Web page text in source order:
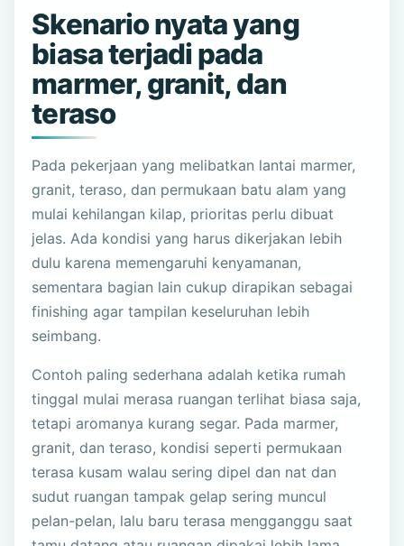
Skenario nyata yang
biasa terjadi pada
marmer, granit, dan
teraso
Pada pekerjaan yang melibatkan lantai marmer,
granit, teraso, dan permukaan batu alam yang
mulai kehilangan kilap, prioritas perlu dibuat
jelas. Ada kondisi yang harus dikerjakan lebih
dulu karena memengaruhi kenyamanan,
sementara bagian lain cukup dirapikan sebagai
finishing agar tampilan keseluruhan lebih
seimbang.
Contoh paling sederhana adalah ketika rumah
tinggal mulai merasa ruangan terlihat biasa saja,
tetapi aromanya kurang segar. Pada marmer,
granit, dan teraso, kondisi seperti permukaan
terasa kusam walau sering dipel dan nat dan
sudut ruangan tampak gelap sering muncul
pelan-pelan, lalu baru terasa mengganggu saat